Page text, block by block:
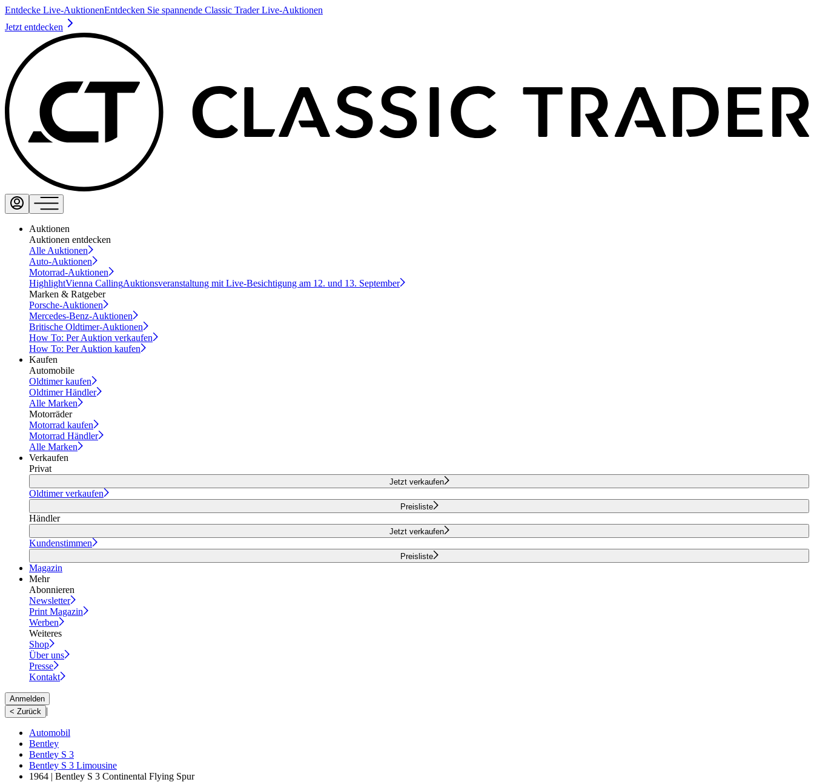
Entdecke Live-AuktionenEntdecken Sie spannende Classic Trader Live-Auktionen
Jetzt entdecken
Auktionen
Auktionen entdecken
Alle Auktionen
Auto-Auktionen
Motorrad-Auktionen
HighlightVienna CallingAuktionsveranstaltung mit Live-Besichtigung am 12. und 13. September
Marken & Ratgeber
Porsche-Auktionen
Mercedes-Benz-Auktionen
Britische Oldtimer-Auktionen
How To: Per Auktion verkaufen
How To: Per Auktion kaufen
Kaufen
Automobile
Oldtimer kaufen
Oldtimer Händler
Alle Marken
Motorräder
Motorrad kaufen
Motorrad Händler
Alle Marken
Verkaufen
Privat
Jetzt verkaufen
Oldtimer verkaufen
Preisliste
Händler
Jetzt verkaufen
Kundenstimmen
Preisliste
Magazin
Mehr
Abonnieren
Newsletter
Print Magazin
Werben
Weiteres
Shop
Über uns
Presse
Kontakt
Anmelden
< Zurück
|
Automobil
Bentley
Bentley S 3
Bentley S 3 Limousine
1964 | Bentley S 3 Continental Flying Spur